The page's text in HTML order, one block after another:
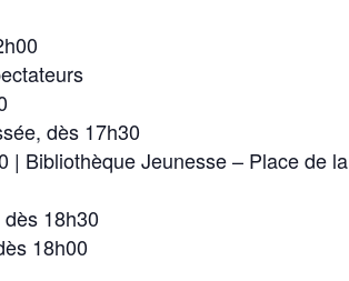
dès 17h30
| Bibliothèque Jeunesse – Place de la
18h30
18h00